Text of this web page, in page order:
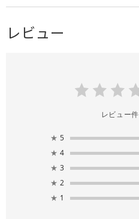
レビュー
レビュー件
★ 5
★ 4
★ 3
★ 2
★ 1